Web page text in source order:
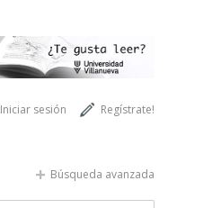
Regístrate!
Iniciar sesión
Búsqueda avanzada